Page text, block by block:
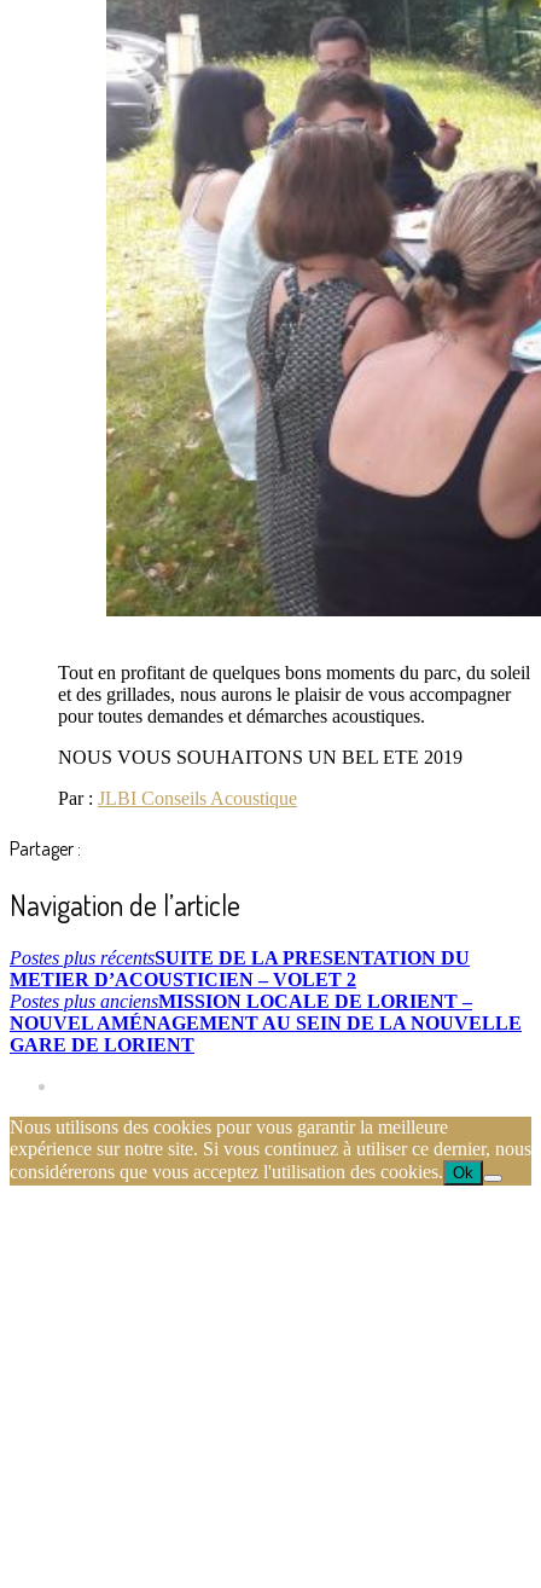
Tout en profitant de quelques bons moments du parc, du soleil
et des grillades, nous aurons le plaisir de vous accompagner
pour toutes demandes et démarches acoustiques.
NOUS VOUS SOUHAITONS UN BEL ETE 2019
Par : JLBI Conseils Acoustique
Partager :
Navigation de l’article
Postes plus récentsSUITE DE LA PRESENTATION DU
METIER D’ACOUSTICIEN – VOLET 2
Postes plus anciensMISSION LOCALE DE LORIENT –
NOUVEL AMÉNAGEMENT AU SEIN DE LA NOUVELLE
GARE DE LORIENT
Nous utilisons des cookies pour vous garantir la meilleure
expérience sur notre site. Si vous continuez à utiliser ce dernier, nous
considérerons que vous acceptez l'utilisation des cookies. Ok